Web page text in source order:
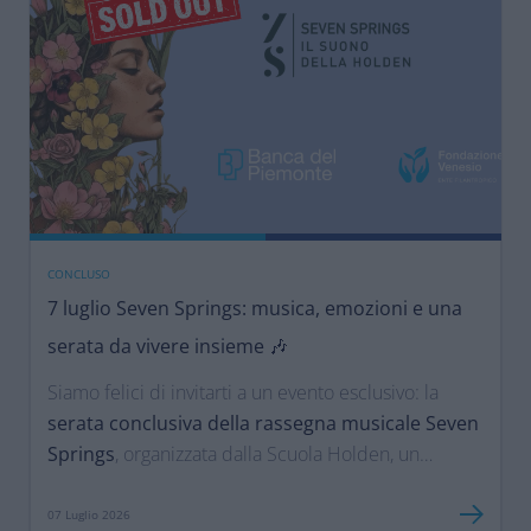
CONCLUSO
7 luglio Seven Springs: musica, emozioni e una
serata da vivere insieme 🎶
Siamo felici di invitarti a un evento esclusivo: la
serata conclusiva della rassegna musicale Seven
Springs, organizzata dalla Scuola Holden, un
poiché celebra la musica come esperienza da
07 Luglio 2026